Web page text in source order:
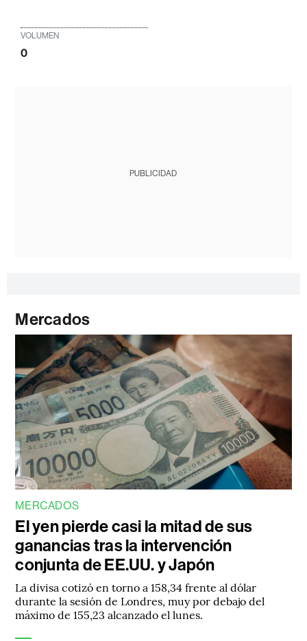
VOLUMEN
0
PUBLICIDAD
Mercados
MERCADOS
El yen pierde casi la mitad de sus
ganancias tras la intervención
conjunta de EE.UU. y Japón
La divisa cotizó en torno a 158,34 frente al dólar
durante la sesión de Londres, muy por debajo del
máximo de 155,23 alcanzado el lunes.